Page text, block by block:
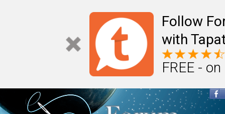
Follow
with
FREE -